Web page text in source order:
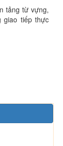
tảng từ vựng,
giao tiếp thực